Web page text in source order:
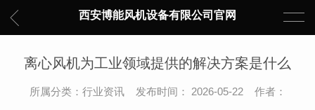
西安博能风机设备有限公司官网
离心风机为工业领域提供的解决方案是什么
所属分类：行业资讯 发布时间： 2026-05-22 作者：